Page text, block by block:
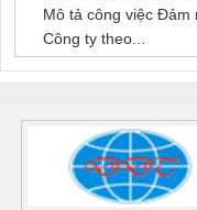
Mô tả công việc Đảm
Công ty theo...